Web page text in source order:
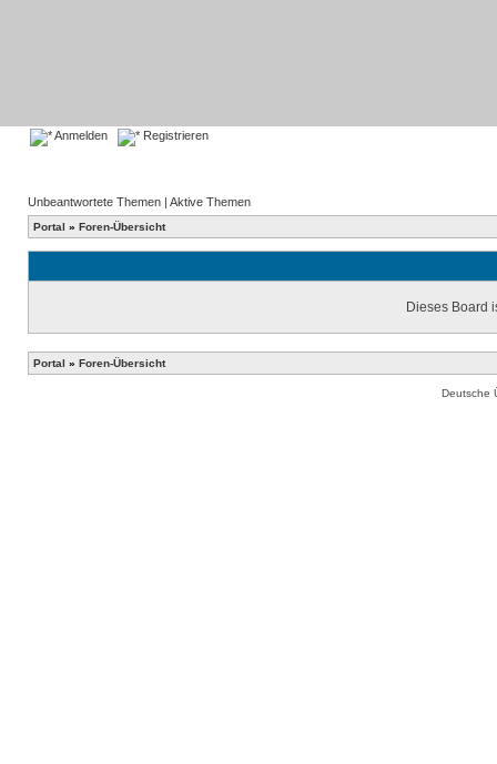
Anmelden Registrieren
Unbeantwortete Themen | Aktive Themen
Portal » Foren-Übersicht
Dieses Board
Portal » Foren-Übersicht
Deutsche